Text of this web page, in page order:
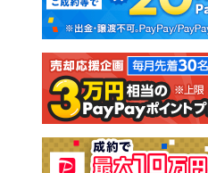
新築一戸建て
注文住宅
売却査定